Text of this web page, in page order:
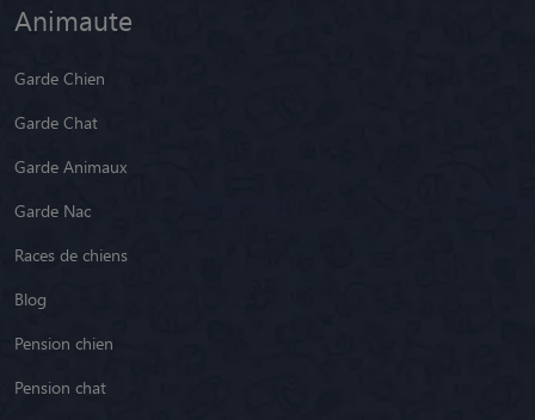
Animaute
Garde Chien
Garde Chat
Garde Animaux
Garde Nac
Races de chiens
Blog
Pension chien
Pension chat